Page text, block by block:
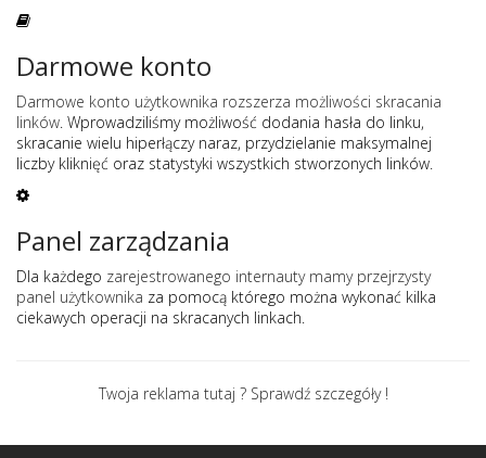
Darmowe konto
Darmowe konto użytkownika rozszerza możliwości skracania
linków. Wprowadziliśmy możliwość dodania hasła do linku,
skracanie wielu hiperłączy naraz, przydzielanie maksymalnej
liczby kliknięć oraz statystyki wszystkich stworzonych linków.
Panel zarządzania
Dla każdego zarejestrowanego internauty mamy przejrzysty
panel użytkownika za pomocą którego można wykonać kilka
ciekawych operacji na skracanych linkach.
Twoja reklama tutaj ? Sprawdź szczegóły !